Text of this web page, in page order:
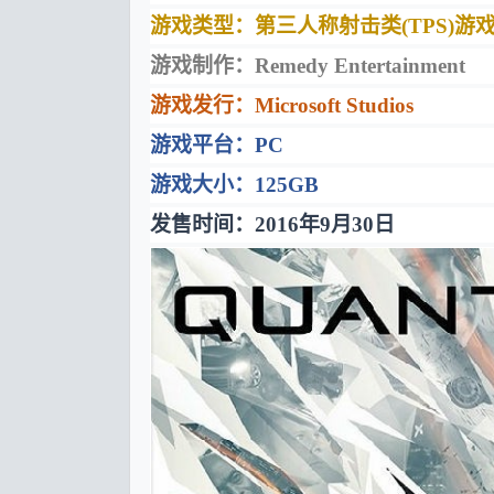
游戏类型：第三人称射击类(TPS)游
游戏制作：Remedy Entertainment
游戏发行：Microsoft Studios
游戏平台：PC
游戏大小：125GB
发售时间：2016年9月30日